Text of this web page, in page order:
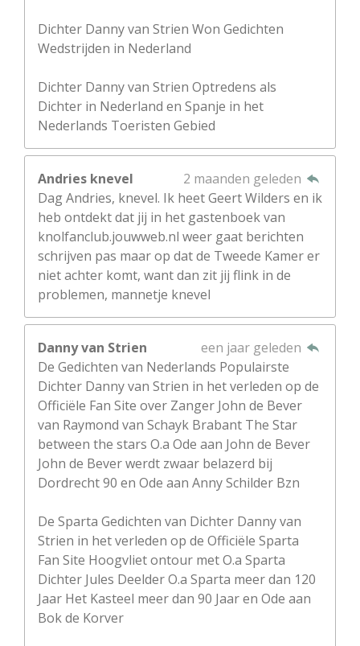
Dichter Danny van Strien Won Gedichten
Wedstrijden in Nederland
Dichter Danny van Strien Optredens als
Dichter in Nederland en Spanje in het
Nederlands Toeristen Gebied
Andries knevel
2 maanden geleden
Dag Andries, knevel. Ik heet Geert Wilders en ik
heb ontdekt dat jij in het gastenboek van
knolfanclub.jouwweb.nl weer gaat berichten
schrijven pas maar op dat de Tweede Kamer er
niet achter komt, want dan zit jij flink in de
problemen, mannetje knevel
Danny van Strien
een jaar geleden
De Gedichten van Nederlands Populairste
Dichter Danny van Strien in het verleden op de
Officiële Fan Site over Zanger John de Bever
van Raymond van Schayk Brabant The Star
between the stars O.a Ode aan John de Bever
John de Bever werdt zwaar belazerd bij
Dordrecht 90 en Ode aan Anny Schilder Bzn
De Sparta Gedichten van Dichter Danny van
Strien in het verleden op de Officiële Sparta
Fan Site Hoogvliet ontour met O.a Sparta
Dichter Jules Deelder O.a Sparta meer dan 120
Jaar Het Kasteel meer dan 90 Jaar en Ode aan
Bok de Korver